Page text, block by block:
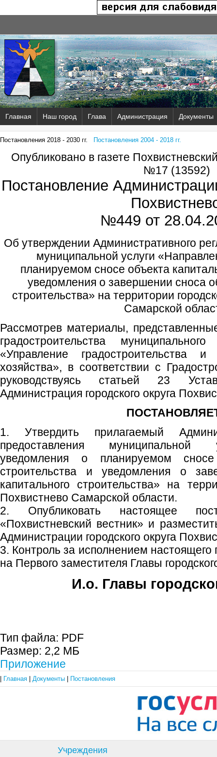
Главная Наш город Глава Администрация Документы
Постановления 2018 - 2030 гг. Постановления 2004 - 2018 гг.
Опубликовано в газете
№17 (13592)
Постановление
№449 от
Об утверждении Административного
муниципальной услуги
планируемом сносе объекта
уведомления о завершении сноса
строительства» на территории
Самарской
Рассмотрев материалы,
градостроительства
«Управление градостроительства и
хозяйства», в соответствии с
руководствуясь статьей 23
Администрация городского округа
1. Утвердить прилагаемый
предоставления муниципальной
уведомления о планируемом сносе
строительства и уведомления о
капитального строительства» на
Похвистнево Самарской области.
2. Опубликовать настоящее
«Похвистневский вестник» и
Администрации городского округа
3. Контроль за исполнением настоящего
на Первого заместителя Главы
И.о. Главы
Тип файла: PDF
Размер: 2,2 МБ
Приложение
Главная Документы Постановления
Учреждения